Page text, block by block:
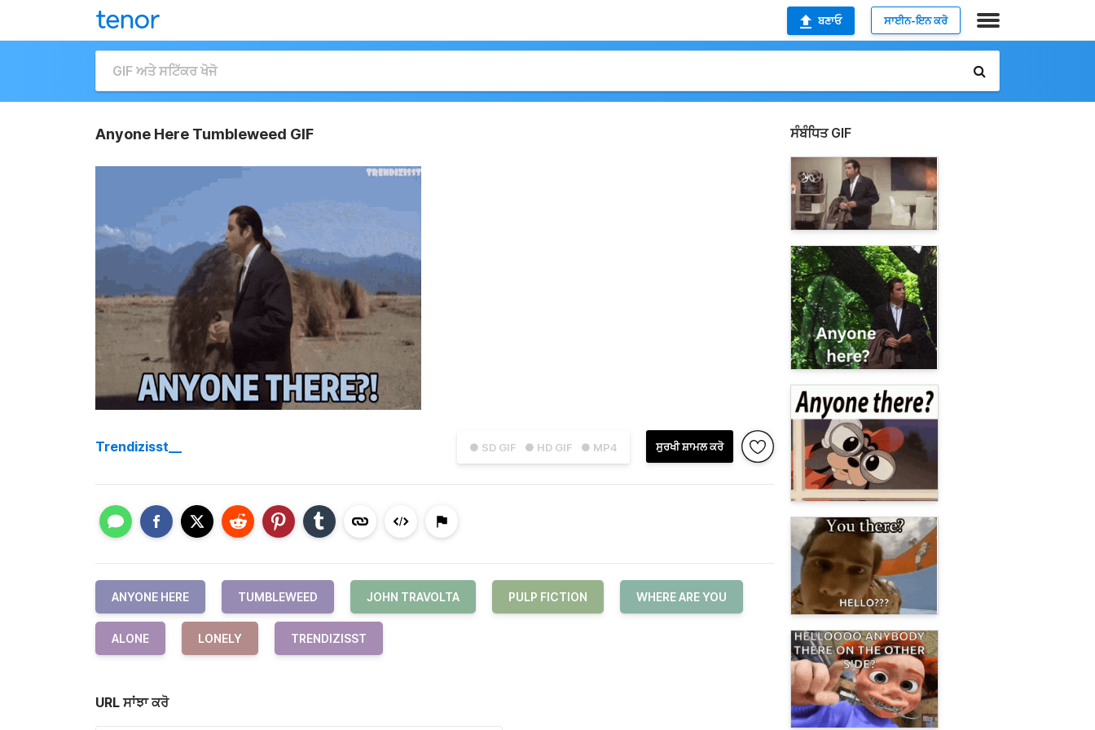
ਬਣਾਓ ਸਾਈਨ-ਇਨ ਕਰੋ
Anyone Here Tumbleweed GIF
● SD GIF ● HD GIF ● MP4 ਸੁਰਖੀ ਸ਼ਾਮਲ ਕਰੋ
Trendizisst__
ANYONE HERE TUMBLEWEED JOHN TRAVOLTA PULP FICTION WHERE ARE YOU
ALONE LONELY TRENDIZISST
URL ਸਾਂਝਾ ਕਰੋ
ਸੰਬੰਧਿਤ GIF